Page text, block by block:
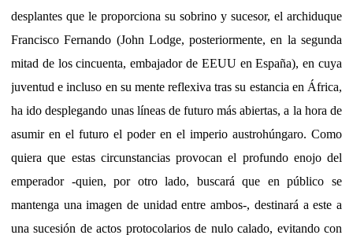
desplantes que le proporciona su sobrino y sucesor, el archiduque
Francisco Fernando (John Lodge, posteriormente, en la segunda
mitad de los cincuenta, embajador de EEUU en España), en cuya
juventud e incluso en su mente reflexiva tras su estancia en África,
ha ido desplegando unas líneas de futuro más abiertas, a la hora de
asumir en el futuro el poder en el imperio austrohúngaro. Como
quiera que estas circunstancias provocan el profundo enojo del
emperador -quien, por otro lado, buscará que en público se
mantenga una imagen de unidad entre ambos-, destinará a este a
una sucesión de actos protocolarios de nulo calado, evitando con